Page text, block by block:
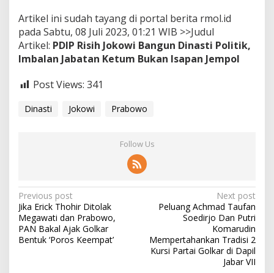
Artikel ini sudah tayang di portal berita rmol.id
pada Sabtu, 08 Juli 2023, 01:21 WIB >>Judul
Artikel: PDIP Risih Jokowi Bangun Dinasti Politik,
Imbalan Jabatan Ketum Bukan Isapan Jempol
Post Views: 341
Dinasti Jokowi Prabowo
Follow Us
P
o
s
t
Previous post
Jika Erick Thohir Ditolak
Megawati dan Prabowo,
PAN Bakal Ajak Golkar
Bentuk ‘Poros Keempat’
Next post
Peluang Achmad Taufan
Soedirjo Dan Putri
Komarudin
Mempertahankan Tradisi 2
Kursi Partai Golkar di Dapil
Jabar VII